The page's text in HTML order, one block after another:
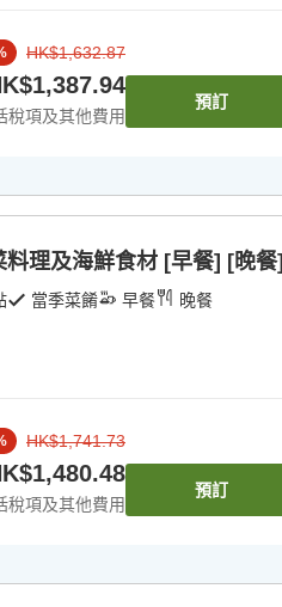
HK$1,632.87
稅項及其他費用
預訂
料理及海鮮食材 [早餐] [晚餐]
當季菜餚 早餐
晚餐
HK$1,741.73
稅項及其他費用
預訂